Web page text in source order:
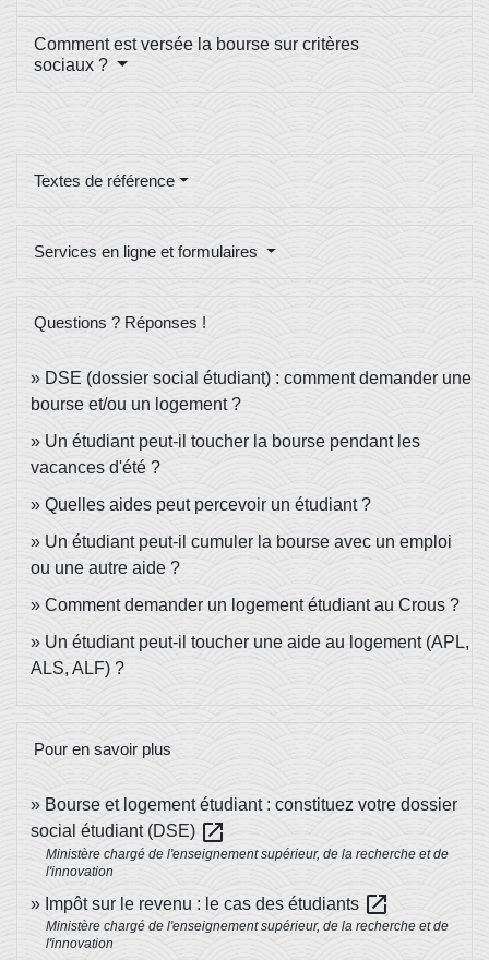
Comment est versée la bourse sur critères
sociaux ?
Textes de référence
Services en ligne et formulaires
Questions ? Réponses !
DSE (dossier social étudiant) : comment demander une
bourse et/ou un logement ?
Un étudiant peut-il toucher la bourse pendant les
vacances d'été ?
Quelles aides peut percevoir un étudiant ?
Un étudiant peut-il cumuler la bourse avec un emploi
ou une autre aide ?
Comment demander un logement étudiant au Crous ?
Un étudiant peut-il toucher une aide au logement (APL,
ALS, ALF) ?
Pour en savoir plus
Bourse et logement étudiant : constituez votre dossier
social étudiant (DSE) open_in_new
Ministère chargé de l'enseignement supérieur, de la recherche et de
l'innovation
Impôt sur le revenu : le cas des étudiants open_in_new
Ministère chargé de l'enseignement supérieur, de la recherche et de
l'innovation